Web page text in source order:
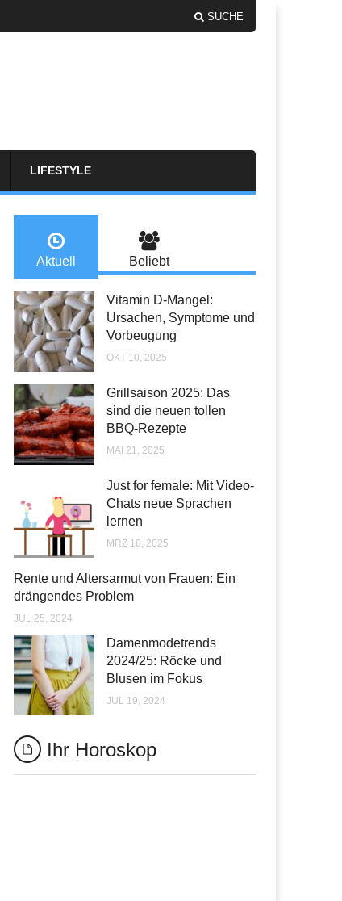
SUCHE
LIFESTYLE
Aktuell Beliebt
Vitamin D-Mangel:
Ursachen, Symptome und
Vorbeugung
OKT 10, 2025
Grillsaison 2025: Das
sind die neuen tollen
BBQ-Rezepte
MAI 21, 2025
Just for female: Mit Video-
Chats neue Sprachen
lernen
MRZ 10, 2025
Rente und Altersarmut von Frauen: Ein
drängendes Problem
JUL 25, 2024
Damenmodetrends
2024/25: Röcke und
Blusen im Fokus
JUL 19, 2024
Ihr Horoskop